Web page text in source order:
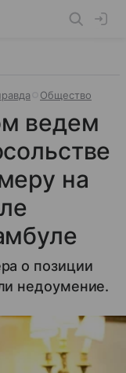
Общество
ведем
на
о позиции
недоумение.